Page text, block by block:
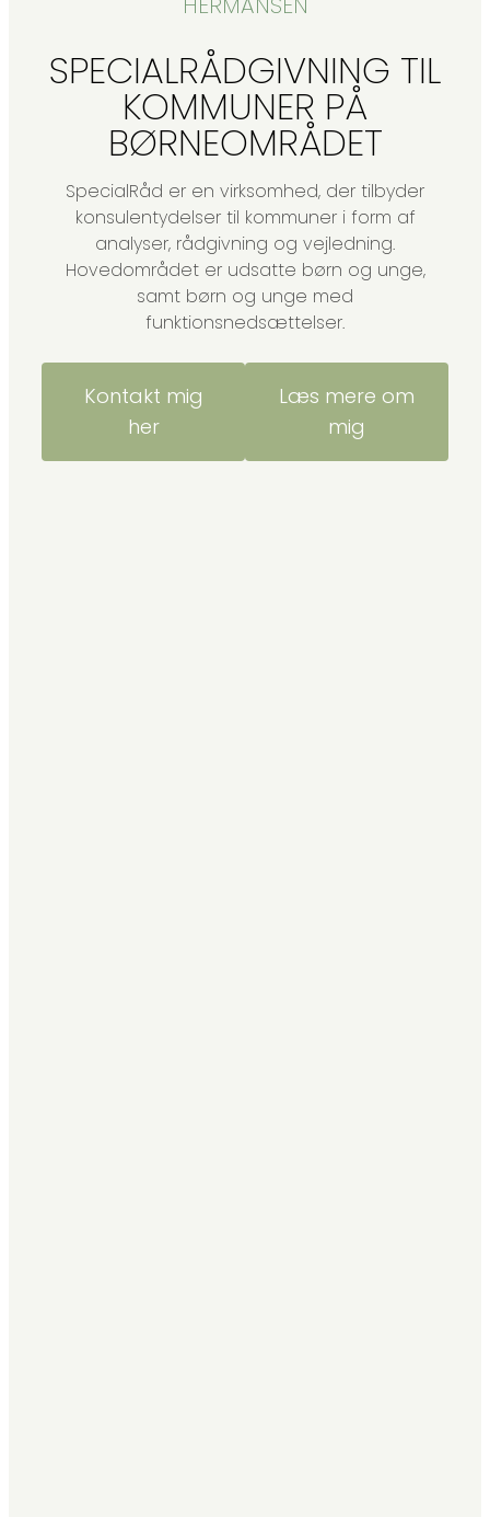
SPECIALRÅDGIVNING TIL
KOMMUNER PÅ
BØRNEOMRÅDET
SpecialRåd er en virksomhed, der tilbyder
konsulentydelser til kommuner i form af
analyser, rådgivning og vejledning.
Hovedområdet er udsatte børn og unge,
samt børn og unge med
funktionsnedsættelser.
Kontakt mig
her
Læs mere om
mig